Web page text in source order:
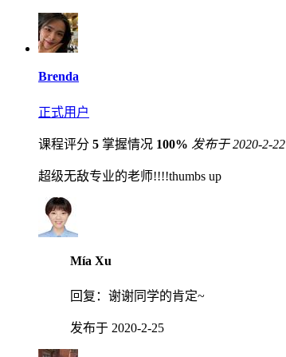
Brenda
正式用户
课程评分 5 掌握情况 100% 发布于 2020-2-22
超级无敌专业的老师!!!!thumbs up
Mía Xu
回复： 谢谢同学的肯定~
发布于 2020-2-25